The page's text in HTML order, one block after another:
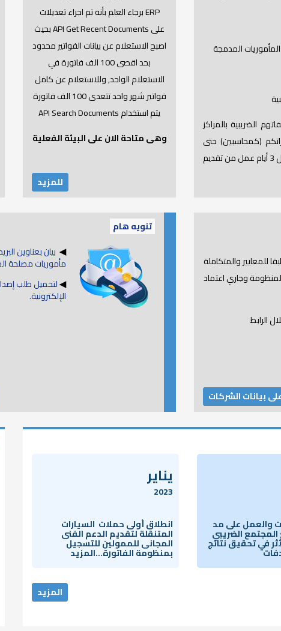
المدمجة
الضريبية بالمراكز
(كمحاسبين) حتى
تتمكنوا من اعتماد إقرارات عملائكم على المنظومة الجديدة وذلك خلال 3 أيام عمل من تقديم
ERP برجاء العلم بأنه تم اجراء تعديلات
على API Get Recent Documents بحيث
اصبح الاستعلام عن بيانات الفواتير محدود
بحد اقصى 100 الف فاتورة في
الاستعلام الواحد, وللاستعلام عن كامل
فواتير شهر واحد تتعدى 100 الف فاتورة
يتم استخدام API Search Documents
وهى متاحة الان على البيئة الفعلية
للمزيد
للمعايير والمتكاملة
وجاري اعتماد
الرابط
بيانات الشركات
تنويه هام
◀ بيان بعناوين
مأموريات مصلحة
◀لتحميل طلب
الإلكترونية.
والعمل على مد
الضريبي
في تحقيق نتائج
يناير
2023
انطلاق أولى حملات السيارات
المتنقلة لتقديم الدعم الفنى
المجانى للممولين للتسجيل
بمنظومة الفاتورة...المزيد
المزيد